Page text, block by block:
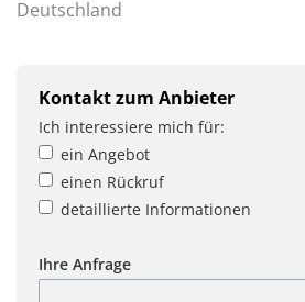
Deutschland
Kontakt zum Anbieter
Ich interessiere mich für:
ein Angebot
einen Rückruf
detaillierte Informationen
Ihre Anfrage